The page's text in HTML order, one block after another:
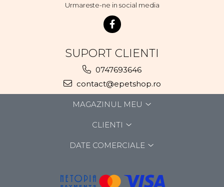
Urmareste-ne in social media
SUPORT CLIENTI
0747693646
contact@epetshop.ro
MAGAZINUL MEU
CLIENTI
DATE COMERCIALE